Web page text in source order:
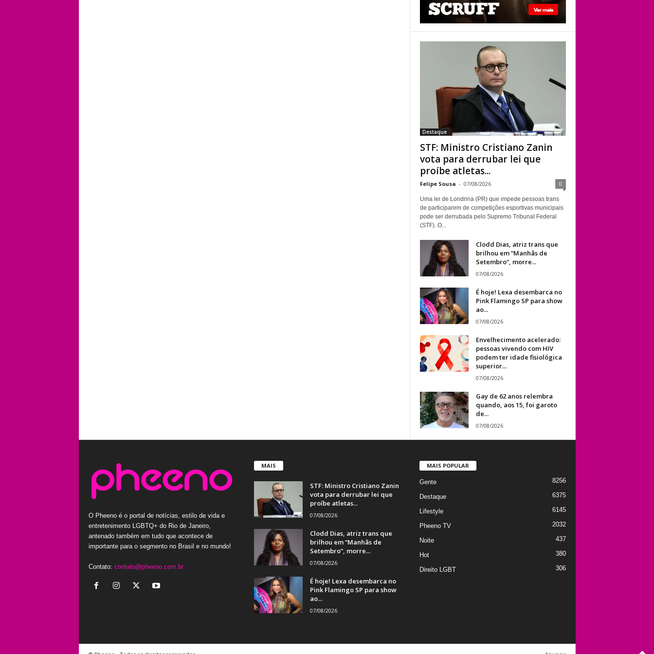
STF: Ministro
para derrubar lei
que proíbe atletas
transgênero em
competições de
Londrina
Destaque
STF: Ministro Cristiano Zanin
vota para derrubar lei que
proíbe atletas...
Felipe Sousa - 07/08/2026 0
Uma lei de Londrina (PR) que impede pessoas trans
de participarem de competições esportivas municipais
pode ser derrubada pelo Supremo Tribunal Federal
(STF). O...
Clodd Dias, atriz trans que
brilhou em “Manhãs de
Setembro”, morre...
07/08/2026
É hoje! Lexa desembarca no
Pink Flamingo SP para show
ao...
07/08/2026
Envelhecimento acelerado:
pessoas vivendo com HIV
podem ter idade fisiológica
superior...
07/08/2026
Gay de 62 anos relembra
quando, aos 15, foi garoto
de...
07/08/2026
O Pheeno é o portal de notícias, estilo de vida e
entretenimento LGBTQ+ do Rio de Janeiro,
antenado também em tudo que acontece de
importante para o segmento no Brasil e no mundo!
Contato: contato@pheeno.com.br
MAIS
STF: Ministro Cristiano Zanin
vota para derrubar lei que
proíbe atletas...
07/08/2026
Clodd Dias, atriz trans que
brilhou em “Manhãs de
Setembro”, morre...
07/08/2026
É hoje! Lexa desembarca no
Pink Flamingo SP para show
ao...
07/08/2026
MAIS POPULAR
Gente 8256
Destaque 6375
Lifestyle 6145
Pheeno TV 2032
Noite 437
Hot 380
Direito LGBT 306